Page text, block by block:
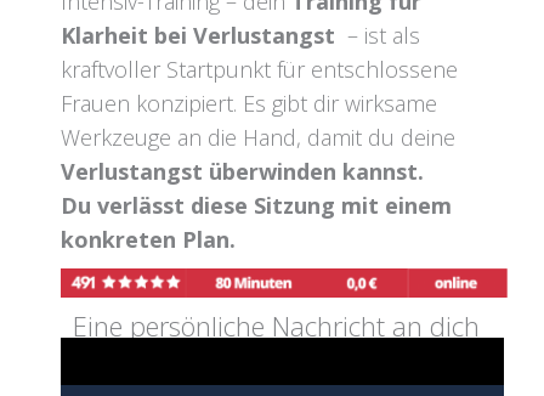
Klarheit bei Verlustangst – ist als
kraftvoller Startpunkt für entschlossene
Frauen konzipiert. Es gibt dir wirksame
Werkzeuge an die Hand, damit du deine
Verlustangst überwinden kannst.
Du verlässt diese Sitzung mit einem
konkreten Plan.
Eine persönliche Nachricht an dich